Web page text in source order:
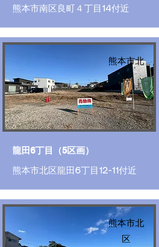
熊本市南区良町４丁目14付近
熊本市北
区
龍田6丁目（5区画）
熊本市北区龍田6丁目12-11付近
熊本市北
区